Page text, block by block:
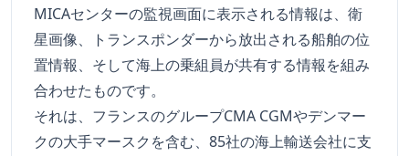
MICAセンターの監視画面に表示される情報は、衛
星画像、トランスポンダーから放出される船舶の位
置情報、そして海上の乗組員が共有する情報を組み
合わせたものです。
それは、フランスのグループCMA CGMやデンマー
クの大手マースクを含む、85社の海上輸送会社に支